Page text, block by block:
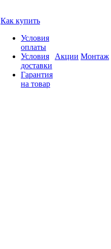
Как купить
Условия
оплаты
Условия
доставки
Гарантия
на товар
Акции Монтаж